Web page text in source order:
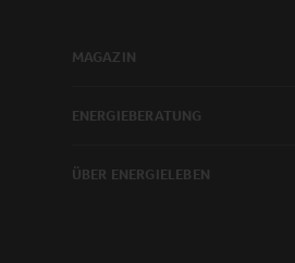
MAGAZIN
ENERGIEBERATUNG
ÜBER ENERGIELEBEN